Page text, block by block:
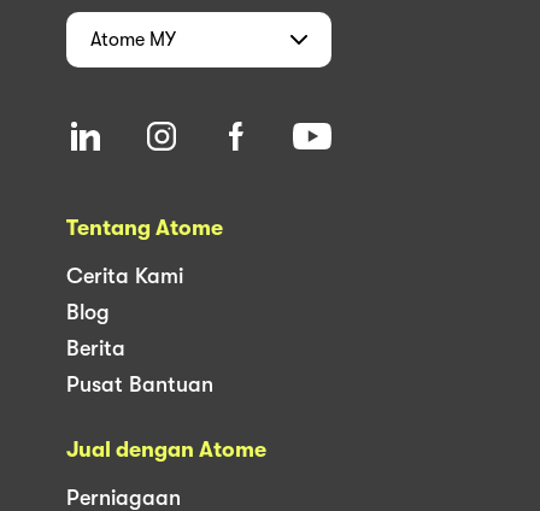
Atome MY
Tentang Atome
Cerita Kami
Blog
Berita
Pusat Bantuan
Jual dengan Atome
Perniagaan